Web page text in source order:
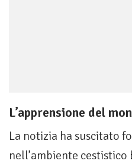
L’apprensione del
La notizia ha suscitato
nell’ambiente